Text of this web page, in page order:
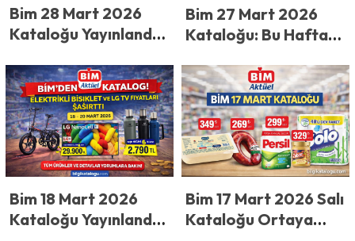
Bim 28 Mart 2026
Kataloğu Yayınlandı!
Bu Hafta En Ucuz
Ürünler Şaşırttı
Bim 27 Mart 2026
Kataloğu: Bu Hafta
Ürünler ve Büyük
İndirim Tahminleri
Bim 18 Mart 2026
Kataloğu Yayınlandı!
Bim 17 Mart 2026 Salı
Kataloğu Ortaya